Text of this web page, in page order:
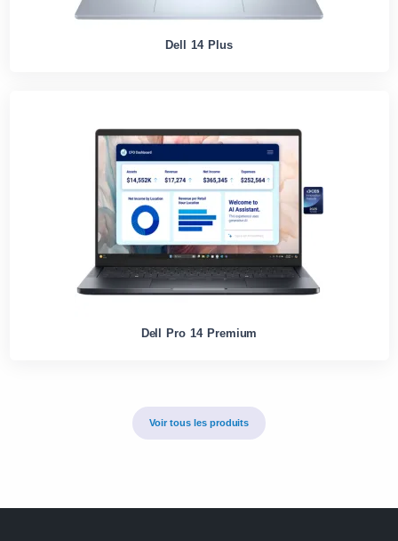
Dell 14 Plus
Dell Pro 14 Premium
Voir tous les produits